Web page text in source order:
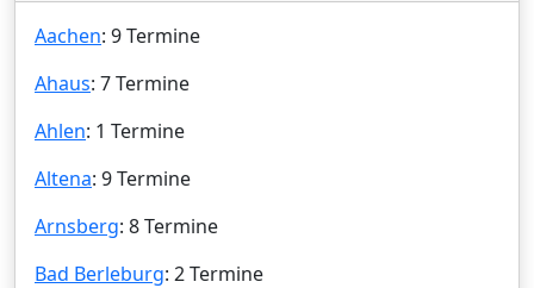
Aachen: 9 Termine
Ahaus: 7 Termine
Ahlen: 1 Termine
Altena: 9 Termine
Arnsberg: 8 Termine
Bad Berleburg: 2 Termine